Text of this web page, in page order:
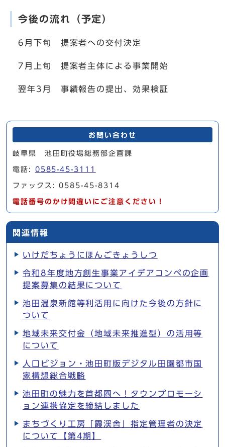
今後の流れ（予定）
6月下旬 提案者への交付決定
7月上旬 提案者主体による事業開始
翌年3月 事績報告の提出、効果検証
お問い合わせ
岐阜県 池田町役場総務部企画課
電話: 0585-45-3111
ファックス: 0585-45-8314
電話番号のかけ間違いにご注意ください！
関連情報
いけだちょうにほんごきょうしつ
令和8年度地方創生事業アイデアコンペの企画
提案募集の結果について
池田温泉新館等利活用に向けた今後の方針に
ついて
地域未来交付金（地域未来推進型）の活用等
について
人口ビジョン・池田町版デジタル田園都市国
家構想総合戦略
池田町の魅力を首都圏へ！タウンプロモーシ
ョン連携協定を締結しました
まちづくり工房「霞渓舎」指定管理者の決定
について【第4期】